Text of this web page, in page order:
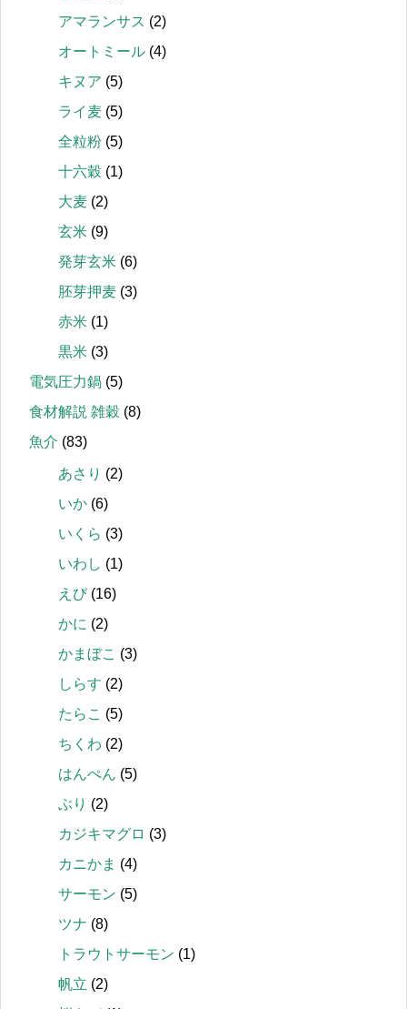
アマランサス (2)
オートミール (4)
キヌア (5)
ライ麦 (5)
全粒粉 (5)
十六穀 (1)
大麦 (2)
玄米 (9)
発芽玄米 (6)
胚芽押麦 (3)
赤米 (1)
黒米 (3)
電気圧力鍋 (5)
食材解説 雑穀 (8)
魚介 (83)
あさり (2)
いか (6)
いくら (3)
いわし (1)
えび(16)
かに (2)
かまぼこ (3)
しらす (2)
たらこ (5)
ちくわ (2)
はんぺん (5)
ぶり (2)
カジキマグロ (3)
カニかま (4)
サーモン (5)
ツナ (8)
トラウトサーモン (1)
帆立 (2)